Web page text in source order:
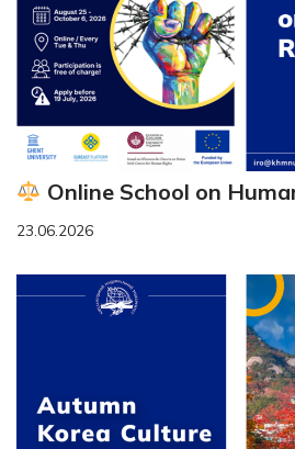
Online School on
23.06.2026